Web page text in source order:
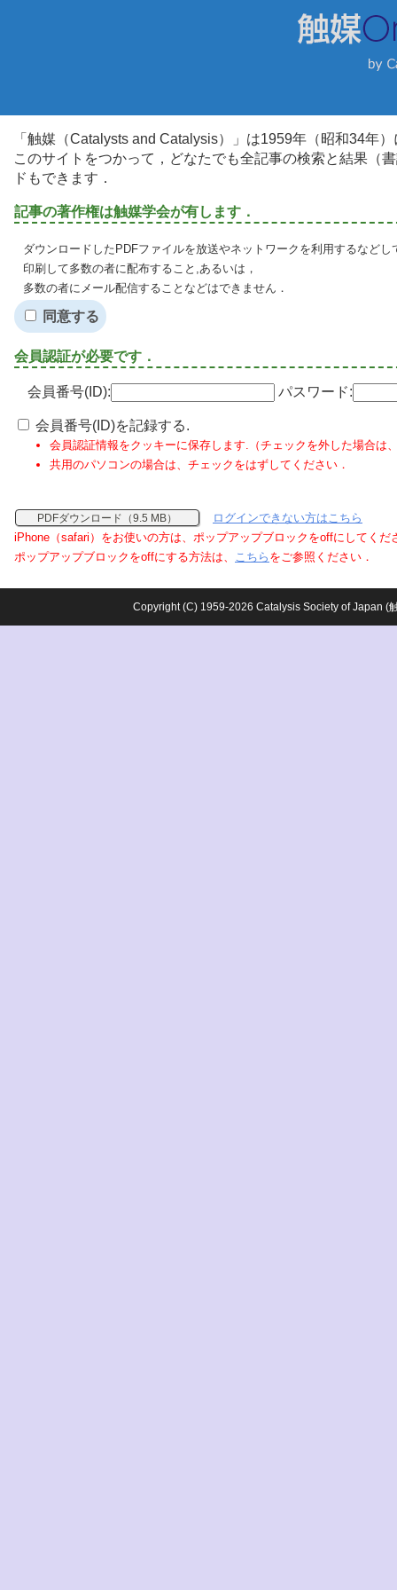
「触媒（Catalysts and Catalysis）」は1959年（昭和34年
このサイトをつかって，どなたでも全記事の検索と結果（
ドもできます．
記事の著作権は触媒学会が有します．
ダウンロードしたPDFファイルを放送やネットワークを利用するなど
印刷して多数の者に配布すること,あるいは，
多数の者にメール配信することなどはできません．
同意する
会員認証が必要です．
会員番号(ID): パスワード:
会員番号(ID)を記録する.
会員認証情報をクッキーに保存します.（チェックを外した場合は
共用のパソコンの場合は、チェックをはずしてください．
PDFダウンロード（9.5 MB）
ログインできない方はこちら
iPhone（safari）をお使いの方は、ポップアップブロックをoffにしてくだ
ポップアップブロックをoffにする方法は、 こちら をご参照ください．
Copyright (C) 1959-2026 Catalysis Society of Japan (